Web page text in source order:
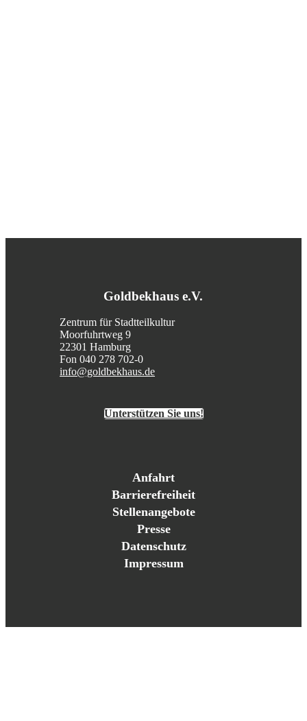
Goldbekhaus e.V.
Zentrum für Stadtteilkultur
Moorfuhrtweg 9
22301 Hamburg
Fon 040 278 702-0
info@goldbekhaus.de
Unterstützen Sie uns!
Anfahrt
Barrierefreiheit
Stellenangebote
Presse
Datenschutz
Impressum